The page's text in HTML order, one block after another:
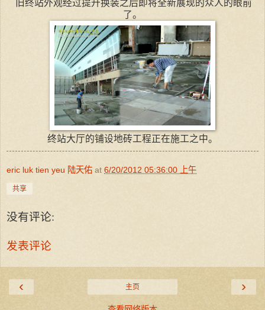
旧终站外观经过提升换装之后即将全新展现的众人的眼前
了。
终站大厅的铺设地砖工程正在施工之中。
eric luk tien yeu 陆天佑 at 6/20/2012 05:36:00 上午
共享
没有评论:
发表评论
‹ ›
主页